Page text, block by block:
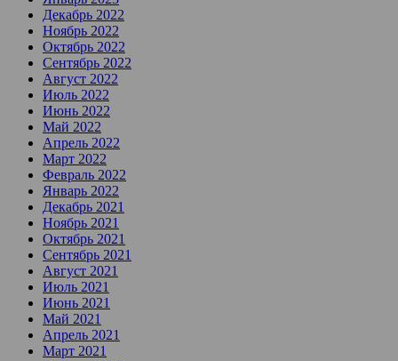
Декабрь 2022
Ноябрь 2022
Октябрь 2022
Сентябрь 2022
Август 2022
Июль 2022
Июнь 2022
Май 2022
Апрель 2022
Март 2022
Февраль 2022
Январь 2022
Декабрь 2021
Ноябрь 2021
Октябрь 2021
Сентябрь 2021
Август 2021
Июль 2021
Июнь 2021
Май 2021
Апрель 2021
Март 2021